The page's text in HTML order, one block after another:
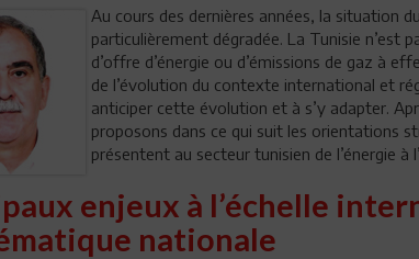
Au cours des dernières années, la situation
particulièrement dégradée. La Tunisie n’est
d’offre d’énergie ou d’émissions de gaz à
de l’évolution du contexte international et
anticiper cette évolution et à s’y adapter.
proposons dans ce qui suit les orientations
présentent au secteur tunisien de l’énergie à
enjeux à l’échelle
nationale